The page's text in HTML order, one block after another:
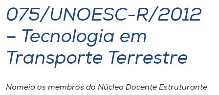
I.nova
Diplomados
075/UNOESC-R/2012
– Tecnologia em
Transporte Terrestre
Nomeia os membros do Núcleo Docente Estruturante